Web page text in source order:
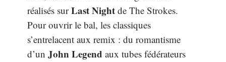
réalisés surLast Night de The Strokes.
Pour ouvrir le bal, les classiques
s’entrelacent aux remix : du romantisme
d’un John Legend aux tubes fédérateurs